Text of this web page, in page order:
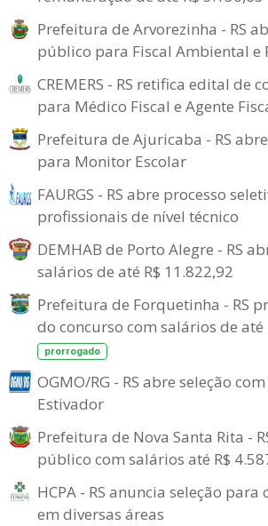
Prefeitura de Arvorezinha - RS
público para Fiscal Ambiental e
CREMERS - RS retifica edital de
para Médico Fiscal e Agente
Prefeitura de Ajuricaba - RS
para Monitor Escolar
FAURGS - RS abre processo
profissionais de nível técnico
DEMHAB de Porto Alegre - RS
salários de até R$ 11.822,92
Prefeitura de Forquetinha - RS
do concurso com salários de até
prorrogado
OGMO/RG - RS abre seleção
Estivador
Prefeitura de Nova Santa Rita -
público com salários até R$
HCPA - RS anuncia seleção
em diversas áreas